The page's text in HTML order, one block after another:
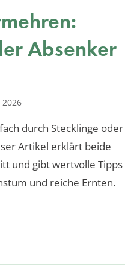
Absenker
2026
durch Stecklinge oder
Artikel erklärt beide
und gibt wertvolle Tipps
und reiche Ernten.